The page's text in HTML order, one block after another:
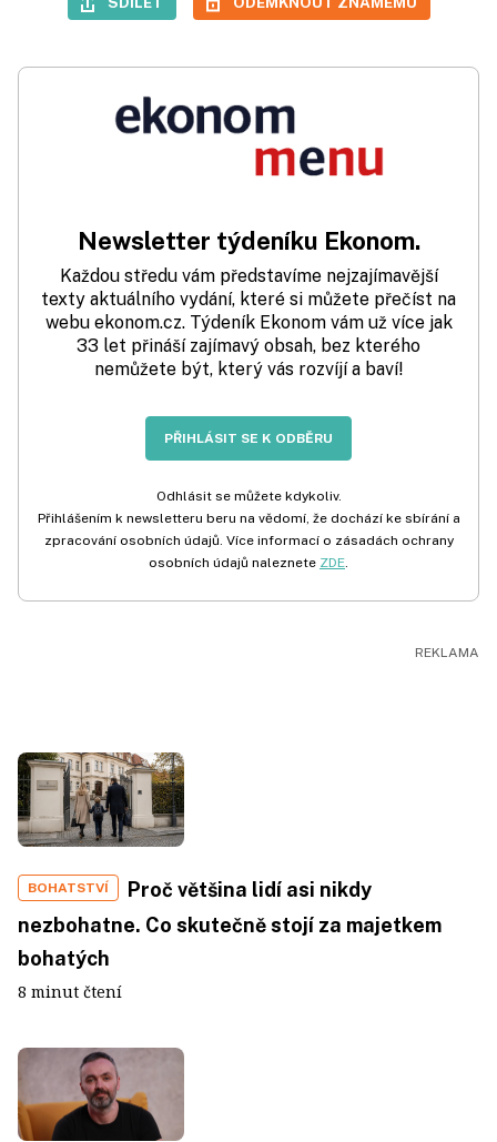
Newsletter týdeníku Ekonom.
Každou středu vám představíme nejzajímavější
texty aktuálního vydání, které si můžete přečíst na
webu ekonom.cz. Týdeník Ekonom vám už více jak
33 let přináší zajímavý obsah, bez kterého
nemůžete být, který vás rozvíjí a baví!
PŘIHLÁSIT SE K ODBĚRU
Odhlásit se můžete kdykoliv.
Přihlášením k newsletteru beru na vědomí, že dochází ke sbírání a
zpracování osobních údajů. Více informací o zásadách ochrany
osobních údajů naleznete ZDE.
BOHATSTVÍ
Proč většina lidí asi nikdy
nezbohatne. Co skutečně stojí za majetkem
bohatých
8 minut čtení